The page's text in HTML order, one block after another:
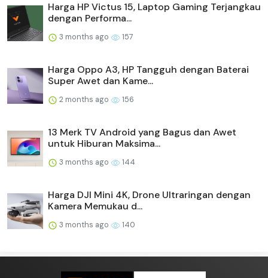
Harga HP Victus 15, Laptop Gaming Terjangkau
dengan Performa...
3 months ago 157
Harga Oppo A3, HP Tangguh dengan Baterai
Super Awet dan Kame...
2 months ago 156
13 Merk TV Android yang Bagus dan Awet
untuk Hiburan Maksima...
3 months ago 144
Harga DJI Mini 4K, Drone Ultraringan dengan
Kamera Memukau d...
3 months ago 140